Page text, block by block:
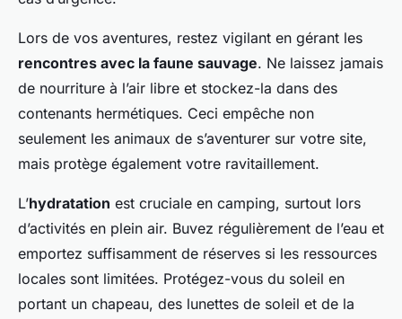
Lors de vos aventures, restez vigilant en gérant les
rencontres avec la faune sauvage. Ne laissez jamais
de nourriture à l’air libre et stockez-la dans des
contenants hermétiques. Ceci empêche non
seulement les animaux de s’aventurer sur votre site,
mais protège également votre ravitaillement.
L’hydratation est cruciale en camping, surtout lors
d’activités en plein air. Buvez régulièrement de l’eau et
emportez suffisamment de réserves si les ressources
locales sont limitées. Protégez-vous du soleil en
portant un chapeau, des lunettes de soleil et de la